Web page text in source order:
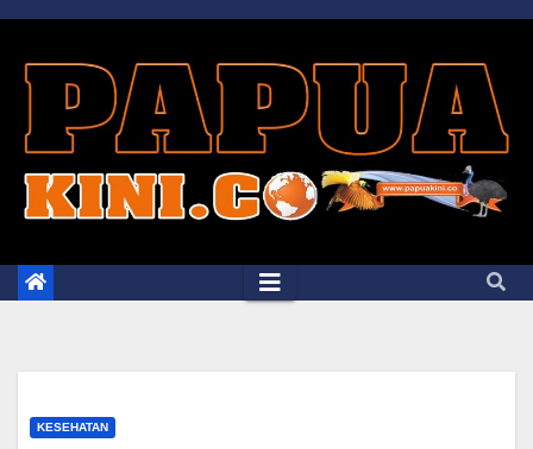
Skip
content
KESEHATAN